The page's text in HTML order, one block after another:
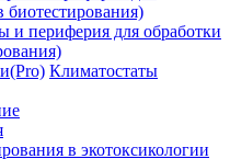
периферия для обработки
Климатостаты